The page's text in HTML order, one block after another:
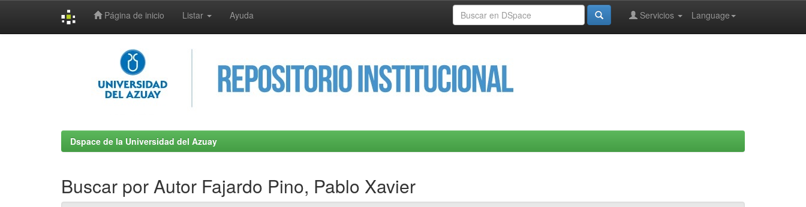
Página de inicio Listar Ayuda Language
Servicios
Dspace de la Universidad del Azuay
Buscar por Autor Fajardo Pino, Pablo Xavier